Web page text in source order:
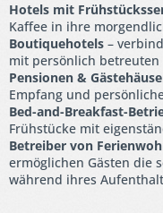
Hotels mit
Kaffee in ihre
Boutiquehotels –
mit persönlich betreuten
Pensionen &
Empfang und
Bed-and-Breakfast-
Frühstücke mit
Betreiber von
ermöglichen Gästen die
während ihres